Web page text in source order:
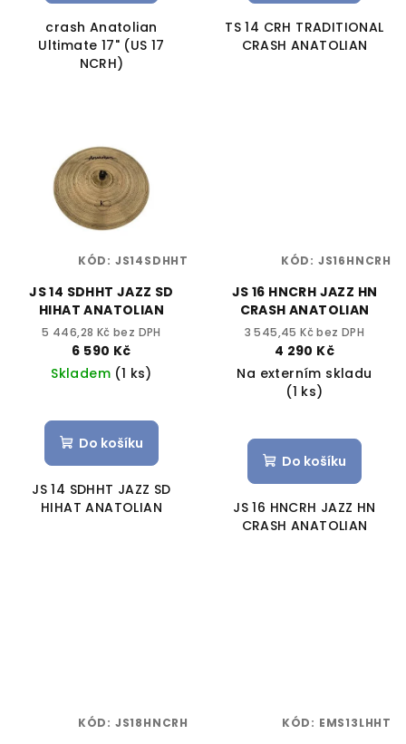
crash Anatolian
Ultimate 17" (US 17
NCRH)
TS 14 CRH TRADITIONAL
CRASH ANATOLIAN
JS 14 SDHHT JAZZ SD
HIHAT ANATOLIAN
5 446,28 Kč bez DPH
6 590 Kč
Skladem (1 ks)
Do košíku
JS 14 SDHHT JAZZ SD
HIHAT ANATOLIAN
KÓD: JS14SDHHT
JS 16 HNCRH JAZZ HN
CRASH ANATOLIAN
3 545,45 Kč bez DPH
4 290 Kč
Na externím skladu
(1 ks)
Do košíku
JS 16 HNCRH JAZZ HN
CRASH ANATOLIAN
KÓD: JS16HNCRH
KÓD: JS18HNCRH KÓD: EMS13LHHT